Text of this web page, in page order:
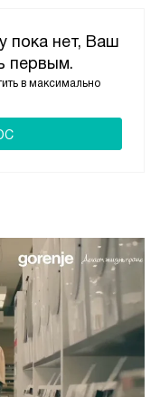
пока нет, Ваш
первым.
в максимально